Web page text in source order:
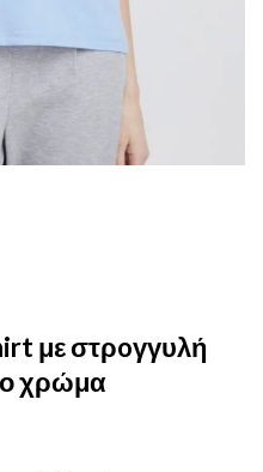
με στρoγγυλή
χρώμα